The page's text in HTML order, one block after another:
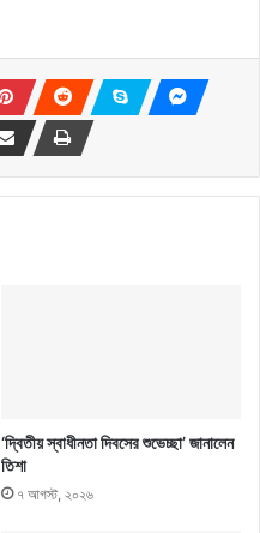
‘দ্বিতীয় স্বাধীনতা দিবসের শুভেচ্ছা’ জানালেন
তিশা
৭ আগস্ট, ২০২৬